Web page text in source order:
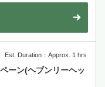
定クリームトリートメン
価格でお届けします。
Est. Duration：Approx. 1 hrs
ーン(ヘブンリーヘッ